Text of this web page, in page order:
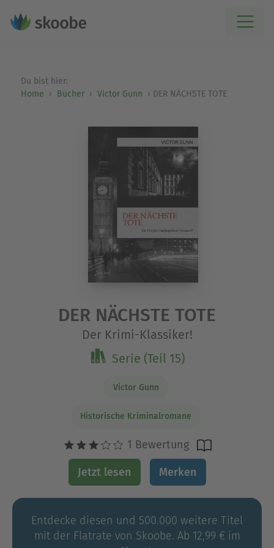
Du bist hier:
Home
Bücher Victor Gunn DER NÄCHSTE TOTE
DER NÄCHSTE TOTE
Der Krimi-Klassiker!
Serie (Teil 15)
Victor Gunn
Historische Kriminalromane
1 Bewertung
Jetzt lesen Merken
Entdecke diesen und 500.000 weitere Titel
mit der Flatrate von Skoobe. Ab 12,99 € im